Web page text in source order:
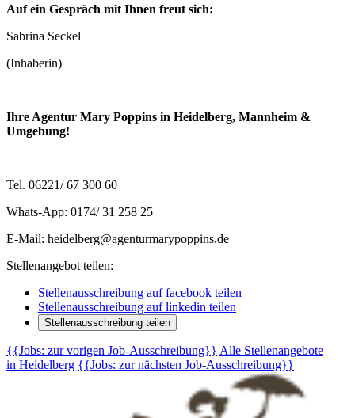
Auf ein Gespräch mit Ihnen freut sich:
Sabrina Seckel
(Inhaberin)
Ihre Agentur Mary Poppins in Heidelberg, Mannheim &
Umgebung!
Tel. 06221/ 67 300 60
Whats-App: 0174/ 31 258 25
E-Mail: heidelberg@agenturmarypoppins.de
Stellenangebot teilen:
Stellenausschreibung auf facebook teilen
Stellenausschreibung auf linkedin teilen
Stellenausschreibung teilen
{{Jobs: zur vorigen Job-Ausschreibung}} Alle Stellenangebote
in Heidelberg {{Jobs: zur nächsten Job-Ausschreibung}}